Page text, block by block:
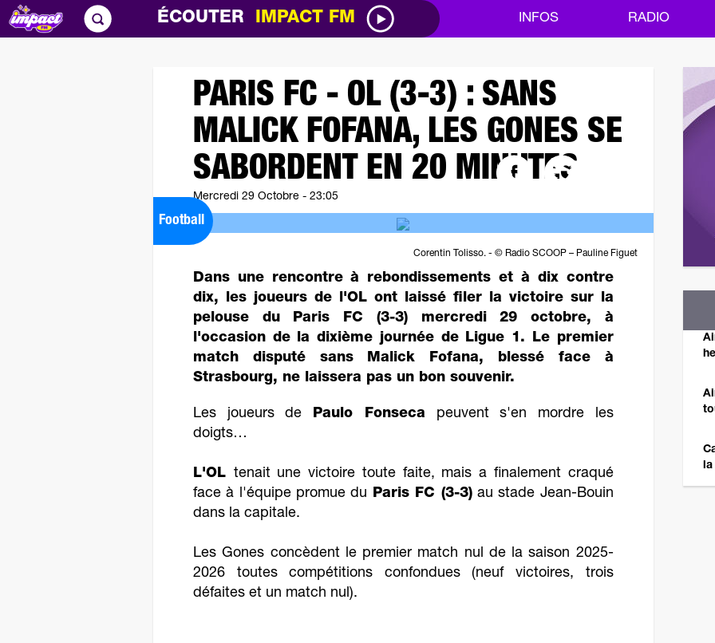
ÉCOUTER IMPACT FM INFOS RADIO
PARIS FC - OL (3-3) : SANS
MALICK FOFANA, LES GONES SE
SABORDENT EN 20 MINUTES
Mercredi 29 Octobre - 23:05
Football
Corentin Tolisso. - © Radio SCOOP – Pauline Figuet
Dans une rencontre à rebondissements et à dix contre
dix, les joueurs de l'OL ont laissé filer la victoire sur la
pelouse du Paris FC (3-3) mercredi 29 octobre, à
l'occasion de la dixième journée de Ligue 1. Le premier
match disputé sans Malick Fofana, blessé face à
Strasbourg, ne laissera pas un bon souvenir.
Les joueurs de Paulo Fonseca peuvent s'en mordre les
doigts…
L'OL tenait une victoire toute faite, mais a finalement craqué
face à l'équipe promue du Paris FC (3-3)au stade Jean-Bouin
dans la capitale.
Les Gones concèdent le premier match nul de la saison 2025-
2026 toutes compétitions confondues (neuf victoires, trois
défaites et un match nul).
la